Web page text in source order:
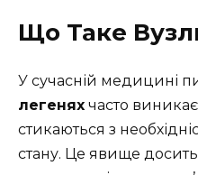
Що Таке
У сучасній медицині
легенях часто виникає
стикаються з
стану. Це явище